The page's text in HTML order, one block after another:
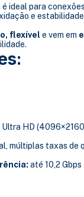
é ideal para
e
flexível e vem em
Ultra HD
múltiplas taxas de
até 10,2 Gbps